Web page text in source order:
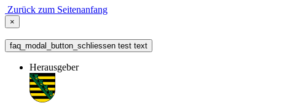
Zurück zum Seitenanfang
×
faq_modal_button_schliessen test text
Herausgeber